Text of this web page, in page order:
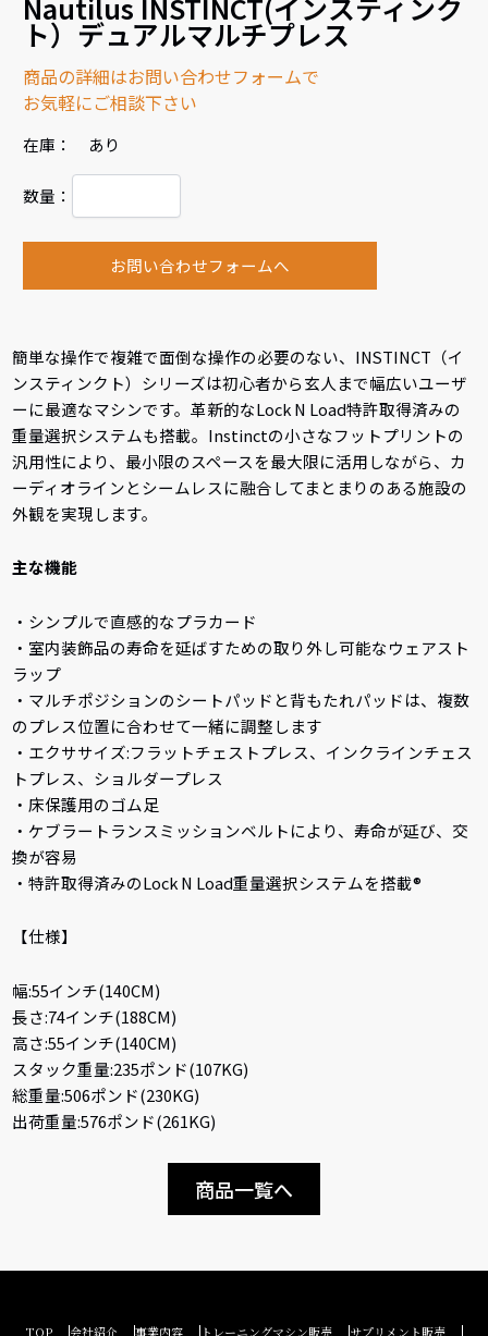
ト）デュアルマルチプレス
商品の詳細はお問い合わせフォームで
お気軽にご相談下さい
在庫： あり
数量：
お問い合わせフォームへ
簡単な操作で複雑で面倒な操作の必要のない、INSTINCT（イ
ンスティンクト）シリーズは初心者から玄人まで幅広いユーザ
ーに最適なマシンです。革新的なLock N Load特許取得済みの
重量選択システムも搭載。Instinctの小さなフットプリントの
汎用性により、最小限のスペースを最大限に活用しながら、カ
ーディオラインとシームレスに融合してまとまりのある施設の
外観を実現します。
主な機能
・シンプルで直感的なプラカード
・室内装飾品の寿命を延ばすための取り外し可能なウェアスト
ラップ
・マルチポジションのシートパッドと背もたれパッドは、複数
のプレス位置に合わせて一緒に調整します
・エクササイズ:フラットチェストプレス、インクラインチェス
トプレス、ショルダープレス
・床保護用のゴム足
・ケブラートランスミッションベルトにより、寿命が延び、交
換が容易
・特許取得済みのLock N Load重量選択システムを搭載®
【仕様】
幅:55インチ(140CM)
長さ:74インチ(188CM)
高さ:55インチ(140CM)
スタック重量:235ポンド(107KG)
総重量:506ポンド(230KG)
出荷重量:576ポンド(261KG)
商品一覧へ
TOP 会社紹介 事業内容 トレーニングマシン販売 サプリメント販売